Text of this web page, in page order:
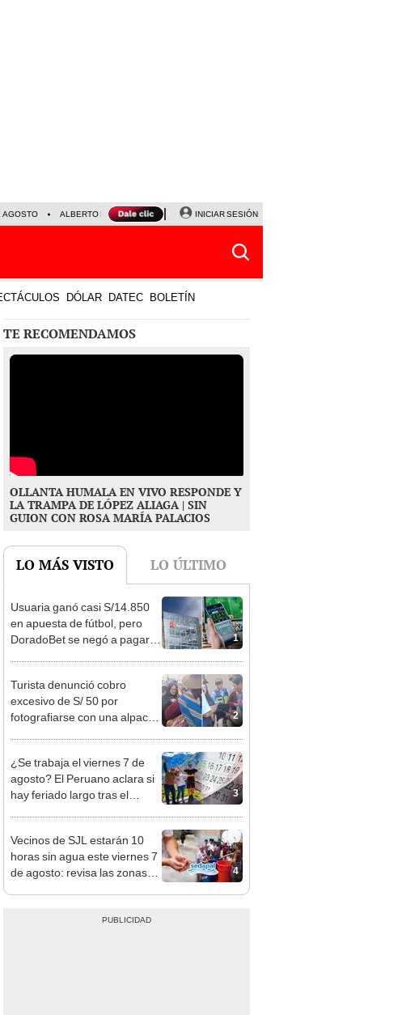
AGOSTO ALBERTO BENAVIDES NALDY SALDAÑA
INICIAR SESIÓN
DÓLAR DATEC BOLETÍN
TE RECOMENDAMOS
OLLANTA HUMALA EN VIVO RESPONDE Y
LA TRAMPA DE LÓPEZ ALIAGA | SIN
GUION CON ROSA MARÍA PALACIOS
LO MÁS VISTO LO ÚLTIMO
1
Usuaria ganó casi S/14.850
en apuesta de fútbol, pero
DoradoBet se negó a pagar:
2
Turista denunció cobro
excesivo de S/ 50 por
fotografiarse con una alpaca
3
¿Se trabaja el viernes 7 de
agosto? El Peruano aclara si
hay feriado largo tras el
4
Vecinos de SJL estarán 10
horas sin agua este viernes 7
de agosto: revisa las zonas